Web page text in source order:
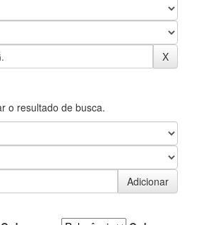
o resultado de busca.